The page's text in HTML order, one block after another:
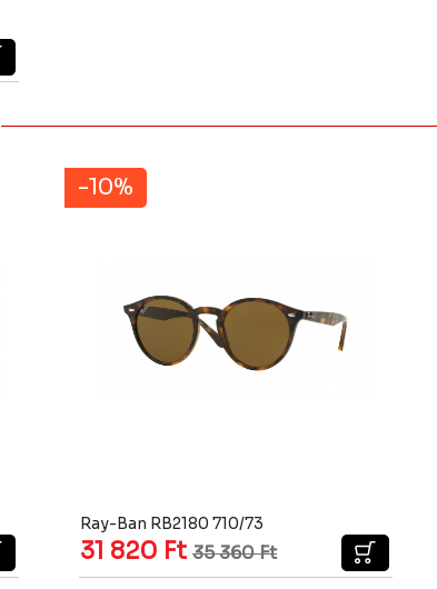
-10%
Ray-Ban RB2180 710/73
31 820 Ft 35 360Ft